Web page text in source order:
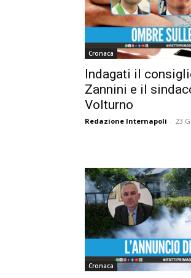
Cronaca
Indagati il
Zannini e il
Volturno
Redazione Internapoli - 23
Cronaca